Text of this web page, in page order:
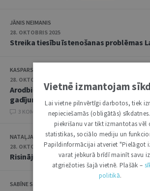
JĀNIS NEIMANIS
28. OKTOBRIS 2025
Streika tiesību īstenošanas problēmas
KASPARS RĀCENĀJS
28. OKTOBRIS 2025
Arodbiedrības biedra aizsardzība darba
gadījumā
3 KOMENTĀRI
NATAĻJA PREISA
28. OKTOBRIS 2025
Risinājumi efektīvai arodbiedrības
SABĪNE SIMSONE
Vietnē izmantojam
Lai vietne pilnvērtīgi darbotos, tiek
nepieciešamās (obligātās)
piekrišanu var tikt izmantotas vēl
statistikas, sociālo mediju un
Papildinformācijai atveriet "Pielāgot
varat jebkurā brīdī mainīt savu
atgriežoties šajā vietnē. Plašāk –
politikā.